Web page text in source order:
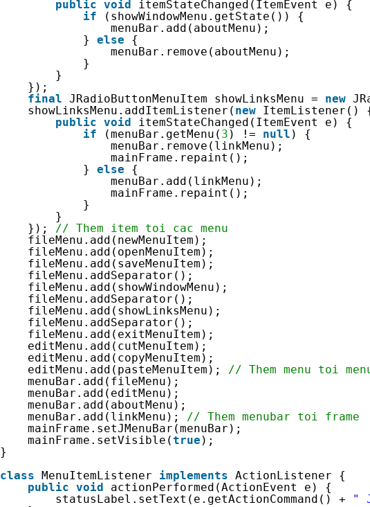
public void
itemStateChanged(ItemEvent e) {
if
(showWindowMenu.getState()) {
menuBar.add(aboutMenu);
} else
{
menuBar.remove(aboutMenu);
}
}
});
final JRadioButtonMenuItem showLinksMenu = new
showLinksMenu.addItemListener( new
ItemListener()
public void
itemStateChanged(ItemEvent e) {
if
(menuBar.getMenu( 3 ) != null ) {
menuBar.remove(linkMenu);
mainFrame.repaint();
} else
{
menuBar.add(linkMenu);
mainFrame.repaint();
}
}
});
// Them item toi cac menu
fileMenu.add(newMenuItem);
fileMenu.add(openMenuItem);
fileMenu.add(saveMenuItem);
fileMenu.addSeparator();
fileMenu.add(showWindowMenu);
fileMenu.addSeparator();
fileMenu.add(showLinksMenu);
fileMenu.addSeparator();
fileMenu.add(exitMenuItem);
editMenu.add(cutMenuItem);
editMenu.add(copyMenuItem);
editMenu.add(pasteMenuItem);
// Them menu toi
menuBar.add(fileMenu);
menuBar.add(editMenu);
menuBar.add(aboutMenu);
menuBar.add(linkMenu);
// Them menubar toi frame
mainFrame.setJMenuBar(menuBar);
mainFrame.setVisible(true );
}
class MenuItemListener implements ActionListener {
public void
actionPerformed(ActionEvent e) {
statusLabel.setText(e.getActionCommand() +
"